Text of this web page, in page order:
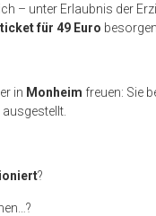
– unter Erlaubnis der
für 49 Euro besorgen.
in Monheim freuen: Sie
ausgestellt.
?